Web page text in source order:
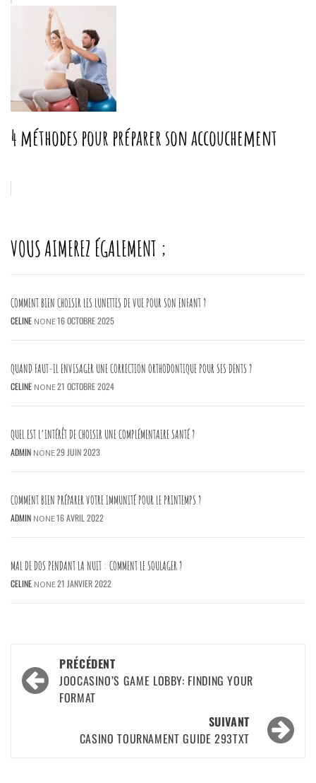
4 méthodes pour préparer son accouchement
VOUS AIMEREZ ÉGALEMENT ;
COMMENT BIEN CHOISIR LES LUNETTES DE VUE POUR SON ENFANT ?
CELINE NONE16 OCTOBRE 2025
QUAND FAUT-IL ENVISAGER UNE CORRECTION ORTHODONTIQUE POUR SES DENTS ?
CELINE NONE21 OCTOBRE 2024
QUEL EST L’INTÉRÊT DE CHOISIR UNE COMPLÉMENTAIRE SANTÉ ?
ADMIN NONE29 JUIN 2023
COMMENT BIEN PRÉPARER VOTRE IMMUNITÉ POUR LE PRINTEMPS ?
ADMIN NONE16 AVRIL 2022
MAL DE DOS PENDANT LA NUIT : COMMENT LE SOULAGER ?
CELINE NONE21 JANVIER 2022
Navigation
d’article
PRÉCÉDENT
JOOCASINO’S GAME LOBBY: FINDING YOUR
FORMAT
SUIVANT
CASINO TOURNAMENT GUIDE 293TXT